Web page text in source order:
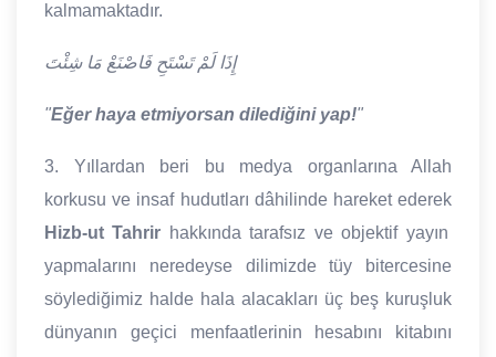
kalmamaktadır.
إِذَا لَمْ تَسْتَحِ فَاصْنَعْ مَا شِئْتَ
"Eğer haya etmiyorsan dilediğini yap!"
3. Yıllardan beri bu medya organlarına Allah
korkusu ve insaf hudutları dâhilinde hareket ederek
Hizb-ut Tahrir hakkında tarafsız ve objektif yayın
yapmalarını neredeyse dilimizde tüy bitercesine
söylediğimiz halde hala alacakları üç beş kuruşluk
dünyanın geçici menfaatlerinin hesabını kitabını